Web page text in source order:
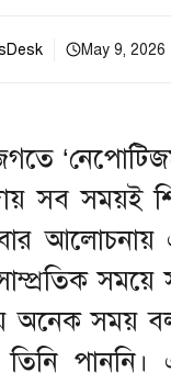
May 9, 2026
সব সময়ই
আলোচনায়
অনেক সময়
তিনি